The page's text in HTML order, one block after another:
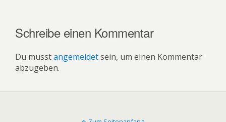
Schreibe einen Kommentar
Du musstangemeldetsein, um einen Kommentar
abzugeben.